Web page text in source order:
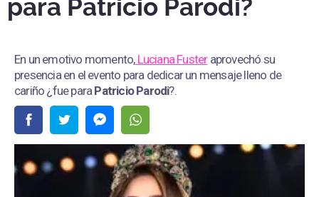
para Patricio Parodi?
En un emotivo momento,Luciana Fusteraprovechó su
presencia en el evento para dedicar un mensaje lleno de
cariño ¿fue para Patricio Parodi?.